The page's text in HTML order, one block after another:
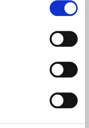
devine un
pe glob. Vai de
ţări! Sunt închiși,
să facă munci
conduse de
și printr-o
să ajungă să
– sub
recenzii